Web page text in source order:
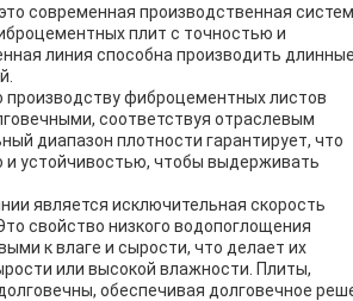
современная производственная
плит с точностью и
линия способна производить длинные
производству фиброцементных листов
соответствуя отраслевым
диапазон плотности гарантирует, что
устойчивостью, чтобы выдерживать
является исключительная скорость
свойство низкого водопоглощения
к влаге и сырости, что делает их
или высокой влажности. Плиты,
обеспечивая долговечное